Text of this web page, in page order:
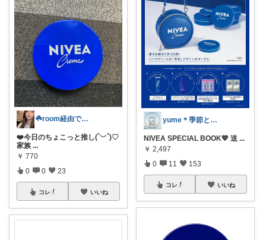
☘️room経由で散財してます♪
❤️今日のちょこっと推し(ˆ﹀ˆ)♡
家族 ...
￥ 770
0 0 23
コレ いいね
yume＊季節と暮らしを愉しむ
NIVEA SPECIAL BOOK💙 送 ...
￥ 2,497
0 11 153
コレ いいね